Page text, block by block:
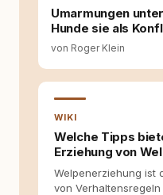
Umarmungen
Hunde sie als
von Roger Klein
WIKI
Welche Tipps
Erziehung von
Welpenerziehung ist
von